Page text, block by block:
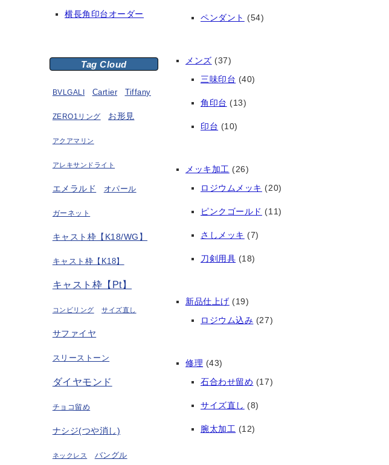
横長角印台オーダー
Tag Cloud
BVLGALI Cartier Tiffany
ZERO1リング お形見
アクアマリン
アレキサンドライト
エメラルド オパール
ガーネット
キャスト枠【K18/WG】
キャスト枠【K18】
キャスト枠【Pt】
コンビリング サイズ直し
サファイヤ
スリーストーン
ダイヤモンド
チョコ留め
ナシジ(つや消し)
ネックレス バングル
ペンダント (54)
メンズ (37)
三味印台 (40)
角印台 (13)
印台 (10)
メッキ加工 (26)
ロジウムメッキ (20)
ピンクゴールド (11)
さしメッキ (7)
刀剣用具 (18)
新品仕上げ (19)
ロジウム込み (27)
修理 (43)
石合わせ留め (17)
サイズ直し (8)
腕太加工 (12)